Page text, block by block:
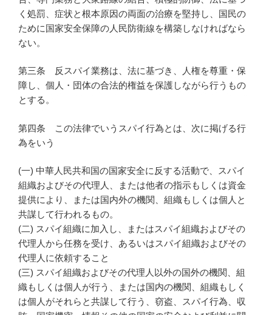
く処罰、症状と根本原因の両面の治療を堅持し、国民の
ために国家安全保障の人民防衛線を構築しなければなら
ない。
第三条 反スパイ業務は、法に基づき、人権を尊重・保
障し、個人・団体の合法的権益を保護しながら行うもの
とする。
第四条 この法律でいうスパイ行為とは、次に掲げる行
為をいう
(一) 中華人民共和国の国家安全に反する活動で、スパイ
組織およびその代理人、または他者の指示もしくは資金
提供により、または国内外の機関、組織もしくは個人と
共謀して行われるもの。
(二) スパイ組織に加入し、またはスパイ組織およびその
代理人から任務を受け、あるいはスパイ組織およびその
代理人に依頼すること
(三) スパイ組織およびその代理人以外の国外の機関、組
織もしくは個人が行う、または国内の機関、組織もしく
は個人がそれらと共謀して行う、窃盗、スパイ行為、収